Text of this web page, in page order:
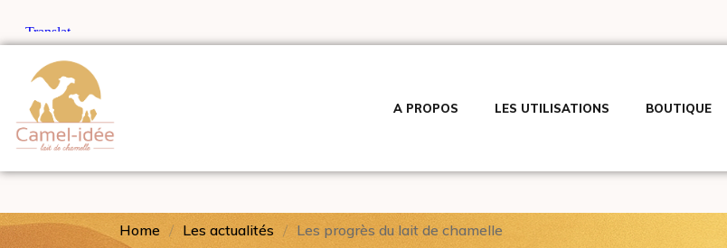
A PROPOS LES UTILISATIONS BOUTIQUE
Home Les actualités Les progrès du lait de chamelle